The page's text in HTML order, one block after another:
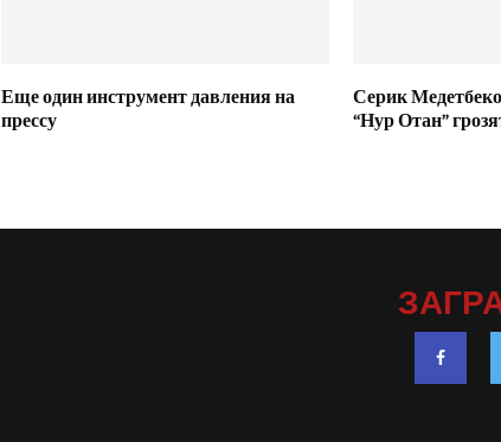
Еще один инструмент давления на
прессу
Серик
“Нур Отан”